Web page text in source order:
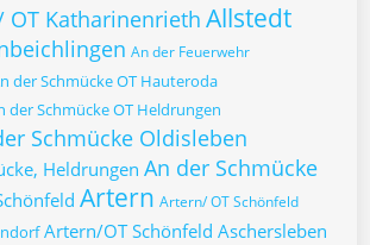
OT Katharinenrieth Allstedt
An der Feuerwehr
der Schmücke OT Hauteroda
der Schmücke OT Heldrungen
Schmücke Oldisleben
Heldrungen An der Schmücke
Artern Artern/ OT Schönfeld
Artern/OT Schönfeld Aschersleben